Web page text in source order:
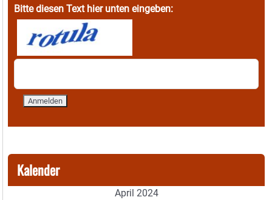
Bitte diesen Text hier unten eingeben:
Kalender
April 2024